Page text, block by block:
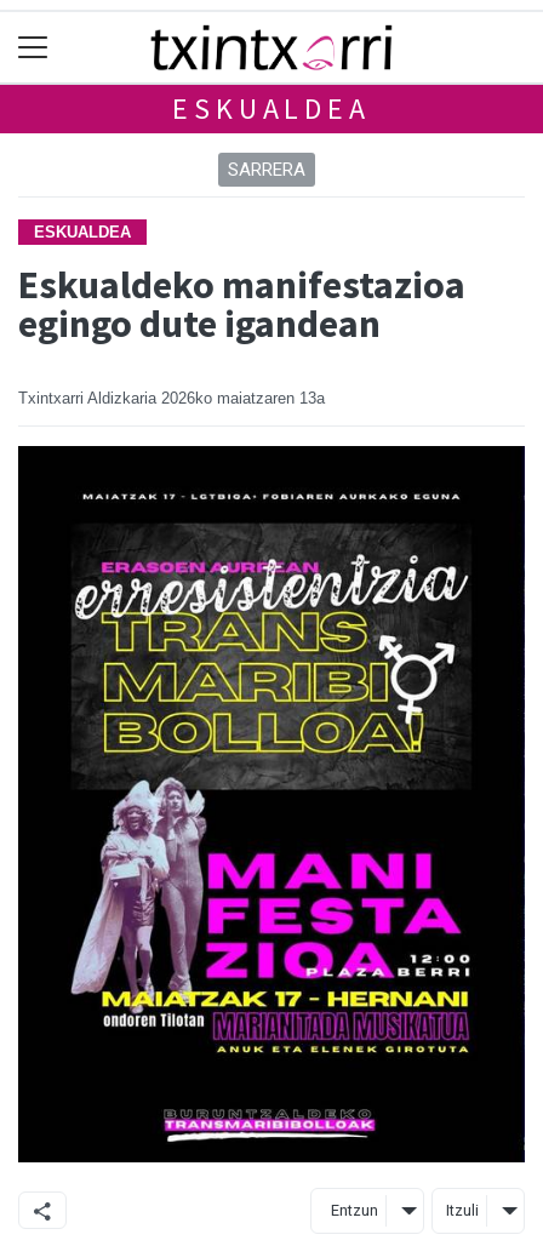
ESKUALDEA
SARRERA
ESKUALDEA
Eskualdeko manifestazioa
egingo dute igandean
Txintxarri Aldizkaria 2026ko maiatzaren 13a
Entzun Itzuli